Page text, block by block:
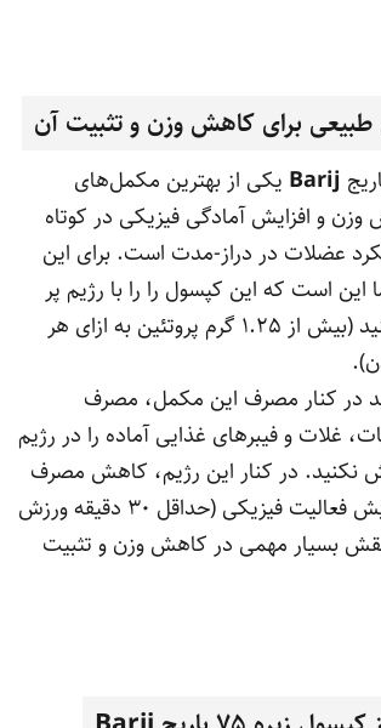
برای کاهش وزن و تثبیت آن
Barij یکی از بهترین مکمل‌های
و افزایش آمادگی فیزیکی در کوتاه
عضلات در دراز-مدت است. برای این
این است که این کپسول را را با رژیم پر
پروتئین مصرف کنید (بیش از 1.25 گرم پروتئین به ازای هر
در کنار مصرف این مکمل، مصرف
غلات و فیبرهای غذایی آماده را در رژیم
نکنید. در کنار این رژیم، کاهش مصرف
قند و چربی و افزایش فعالیت فیزیکی (حداقل 30 دقیقه ورزش
بسیار مهمی در کاهش وزن و تثبیت